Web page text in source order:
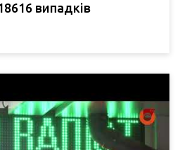
випадків